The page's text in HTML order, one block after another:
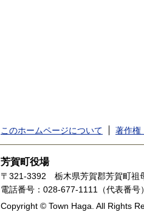
このホームページについて 著作権
芳賀町役場
〒321-3392
栃木県芳賀郡芳賀町祖
電話番号：028-677-1111（代表番号）
Copyright © Town Haga. All Rights